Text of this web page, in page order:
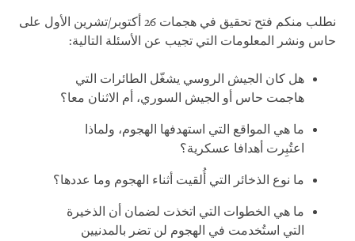
نطلب منكم فتح تحقيق في هجمات 26 أكتوبر/تشرين الأول على
حاس ونشر المعلومات التي تجيب عن الأسئلة التالية:
هل كان الجيش الروسي يشغّل الطائرات التي
هاجمت حاس أو الجيش السوري، أم الاثنان معا؟
ما هي المواقع التي استهدفها الهجوم، ولماذا
اعتُبِرت أهدافا عسكرية؟
ما نوع الذخائر التي أُلقيت أثناء الهجوم وما عددها؟
ما هي الخطوات التي اتخذت لضمان أن الذخيرة
التي استُخدمت في الهجوم لن تضر بالمدنيين